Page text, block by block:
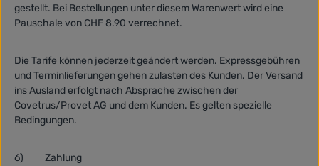
gestellt. Bei Bestellungen unter diesem Warenwert wird eine
Pauschale von CHF 8.90 verrechnet.
Die Tarife können jederzeit geändert werden. Expressgebühren
und Terminlieferungen gehen zulasten des Kunden. Der Versand
ins Ausland erfolgt nach Absprache zwischen der
Covetrus/Provet AG und dem Kunden. Es gelten spezielle
Bedingungen.
6) Zahlung